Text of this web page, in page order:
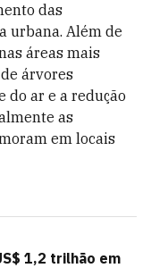
das
urbana. Além de
áreas mais
árvores
ar e a redução
as
em locais
1,2 trilhão em